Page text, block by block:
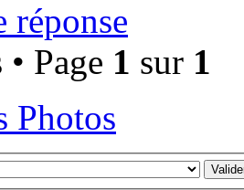
réponse
• Page 1 sur 1
Photos